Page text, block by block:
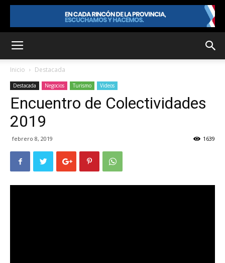
Inicio Destacada
Destacada Negocios Turismo Videos
Encuentro de Colectividades
2019
febrero 8, 2019 1639